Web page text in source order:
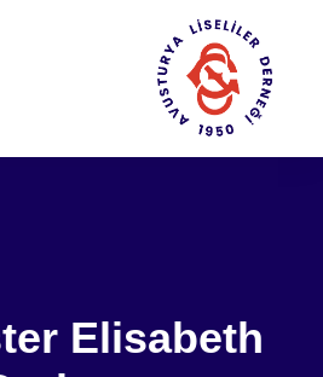
Elisabeth